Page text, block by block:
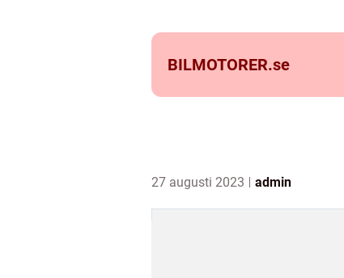
BILMOTORER.se
27 augusti 2023 admin